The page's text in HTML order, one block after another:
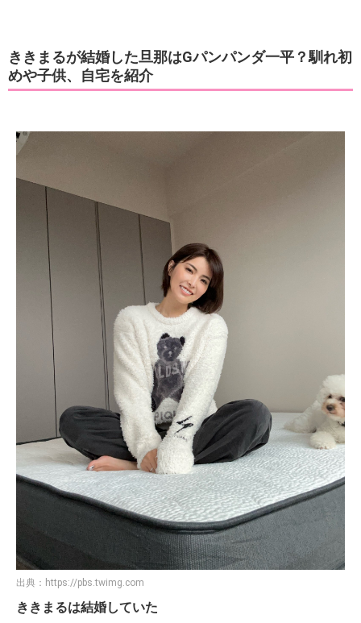
ききまるが結婚した旦那はGパンパンダ一平？馴れ初
めや子供、自宅を紹介
出典： https://pbs.twimg.com
ききまるは結婚していた